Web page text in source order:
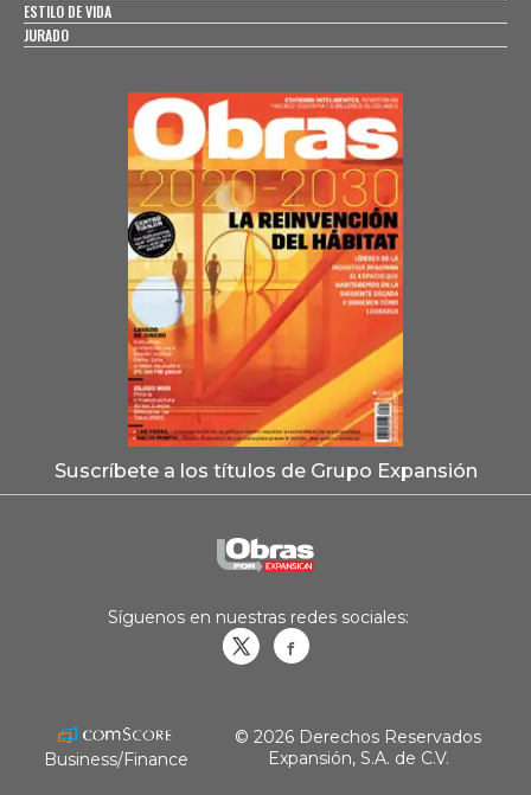
ESTILO DE VIDA
JURADO
Suscríbete a los títulos de Grupo Expansión
Síguenos en nuestras redes sociales:
Business/Finance
© 2026 Derechos Reservados
Expansión, S.A. de C.V.